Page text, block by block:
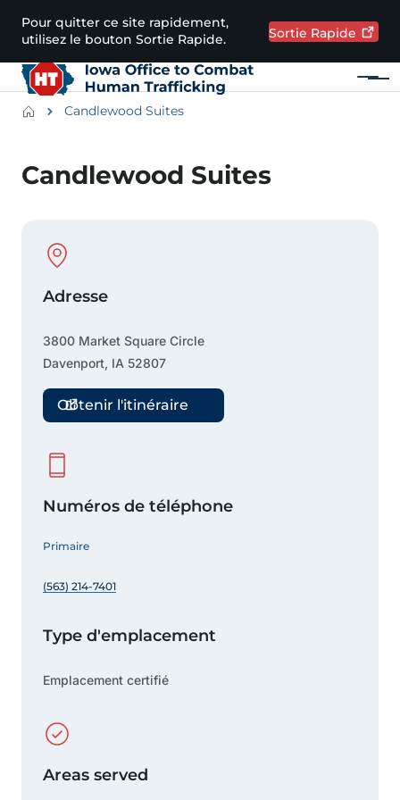
Passer au contenu principal
Pour quitter ce site rapidement,
utilisez le bouton Sortie Rapide.
Sortie Rapide
Menu
BreadcrumbsCandlewood Suites
Candlewood Suites
Physical Location
Adresse
3800 Market Square Circle
Davenport, IA 52807
Obtenir l'itinéraire
Numéros de téléphone
Primaire
(563) 214-7401
Type d'emplacement
Emplacement certifié
Areas served